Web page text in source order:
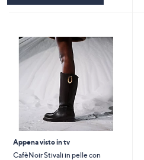
Appena visto in tv
CafèNoir Stivali in pelle con